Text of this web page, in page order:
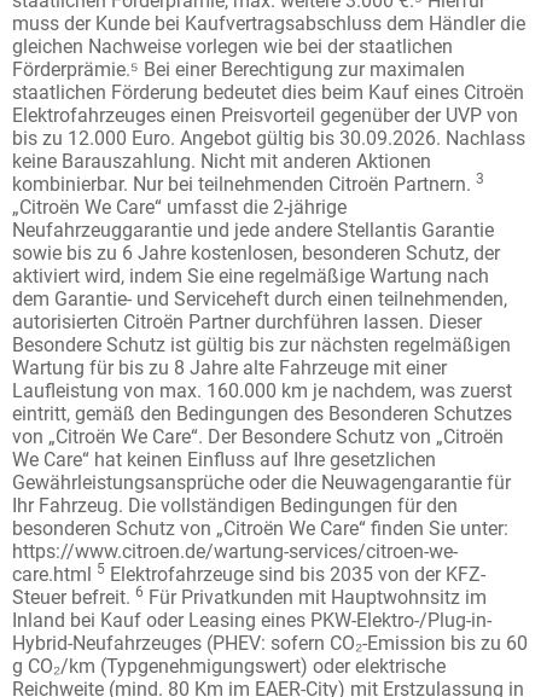
muss der Kunde bei Kaufvertragsabschluss dem Händler die
gleichen Nachweise vorlegen wie bei der staatlichen
Förderprämie.⁵ Bei einer Berechtigung zur maximalen
staatlichen Förderung bedeutet dies beim Kauf eines Citroën
Elektrofahrzeuges einen Preisvorteil gegenüber der UVP von
bis zu 12.000 Euro. Angebot gültig bis 30.09.2026. Nachlass
keine Barauszahlung. Nicht mit anderen Aktionen
kombinierbar. Nur bei teilnehmenden Citroën Partnern. 3
„Citroën We Care“ umfasst die 2-jährige
Neufahrzeuggarantie und jede andere Stellantis Garantie
sowie bis zu 6 Jahre kostenlosen, besonderen Schutz, der
aktiviert wird, indem Sie eine regelmäßige Wartung nach
dem Garantie- und Serviceheft durch einen teilnehmenden,
autorisierten Citroën Partner durchführen lassen. Dieser
Besondere Schutz ist gültig bis zur nächsten regelmäßigen
Wartung für bis zu 8 Jahre alte Fahrzeuge mit einer
Laufleistung von max. 160.000 km je nachdem, was zuerst
eintritt, gemäß den Bedingungen des Besonderen Schutzes
von „Citroën We Care“. Der Besondere Schutz von „Citroën
We Care“ hat keinen Einfluss auf Ihre gesetzlichen
Gewährleistungsansprüche oder die Neuwagengarantie für
Ihr Fahrzeug. Die vollständigen Bedingungen für den
besonderen Schutz von „Citroën We Care“ finden Sie unter:
https://www.citroen.de/wartung-services/citroen-we-
care.html 5 Elektrofahrzeuge sind bis 2035 von der KFZ-
Steuer befreit. 6 Für Privatkunden mit Hauptwohnsitz im
Inland bei Kauf oder Leasing eines PKW-Elektro-/Plug-in-
Hybrid-Neufahrzeuges (PHEV: sofern CO₂-Emission bis zu 60
g CO₂/km (Typgenehmigungswert) oder elektrische
Reichweite (mind. 80 Km im EAER-City) mit Erstzulassung in